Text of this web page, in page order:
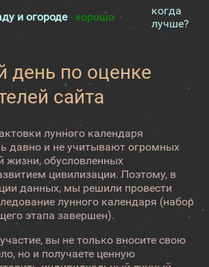
и огороде- хорошо
когда
лучше?
день по оценке
сайта
лунного календаря
давно и не учитывают огромных
жизни, обусловленных
цивилизации. Поэтому, в
данных, мы решили провести
лунного календаря (набор
этапа завершен).
вы не только вносите свою
но и получаете ценную